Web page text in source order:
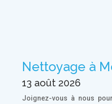
Nettoyage à
13 août 2026
Joignez-vous à nous